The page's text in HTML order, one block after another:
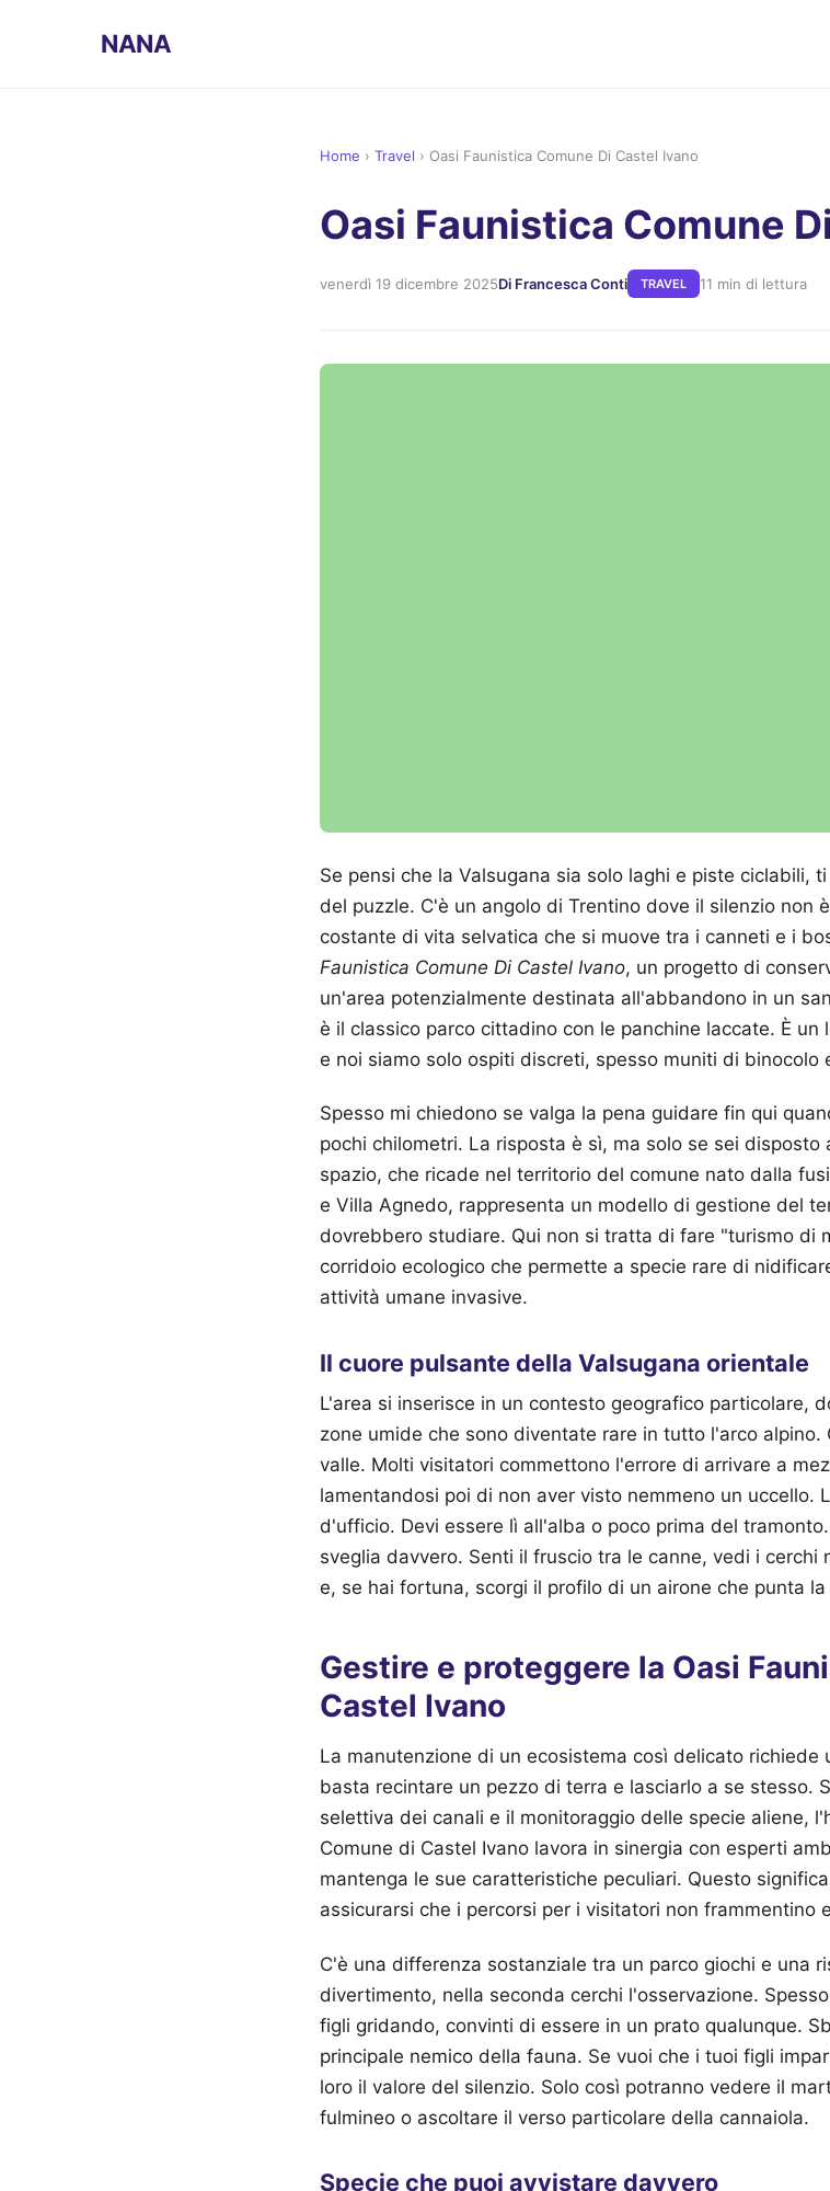
NANA
Home › Travel › Oasi Faunistica Comune Di Castel Ivano
Oasi Faunistica Comune
venerdì 19 dicembre 2025Di Francesca Conti TRAVEL 11 min di lettura
Se pensi che la Valsugana sia solo laghi e piste ciclabili,
del puzzle. C'è un angolo di Trentino dove il silenzio non
costante di vita selvatica che si muove tra i canneti e i
Faunistica Comune Di Castel Ivano, un progetto di
un'area potenzialmente destinata all'abbandono in un
è il classico parco cittadino con le panchine laccate. È
e noi siamo solo ospiti discreti, spesso muniti di binocolo
Spesso mi chiedono se valga la pena guidare fin qui
pochi chilometri. La risposta è sì, ma solo se sei
spazio, che ricade nel territorio del comune nato dalla
e Villa Agnedo, rappresenta un modello di gestione del
dovrebbero studiare. Qui non si tratta di fare "turismo di
corridoio ecologico che permette a specie rare di
attività umane invasive.
Il cuore pulsante della Valsugana orientale
L'area si inserisce in un contesto geografico particolare,
zone umide che sono diventate rare in tutto l'arco alpino.
valle. Molti visitatori commettono l'errore di arrivare a
lamentandosi poi di non aver visto nemmeno un uccello.
d'ufficio. Devi essere lì all'alba o poco prima del
sveglia davvero. Senti il fruscio tra le canne, vedi i
e, se hai fortuna, scorgi il profilo di un airone che punta
Gestire e proteggere la Oasi
Castel Ivano
La manutenzione di un ecosistema così delicato richiede
basta recintare un pezzo di terra e lasciarlo a se stesso.
selettiva dei canali e il monitoraggio delle specie aliene,
Comune di Castel Ivano lavora in sinergia con esperti
mantenga le sue caratteristiche peculiari. Questo
assicurarsi che i percorsi per i visitatori non frammentino
C'è una differenza sostanziale tra un parco giochi e una
divertimento, nella seconda cerchi l'osservazione.
figli gridando, convinti di essere in un prato qualunque.
principale nemico della fauna. Se vuoi che i tuoi figli
loro il valore del silenzio. Solo così potranno vedere il
fulmineo o ascoltare il verso particolare della cannaiola.
Specie che puoi avvistare davvero